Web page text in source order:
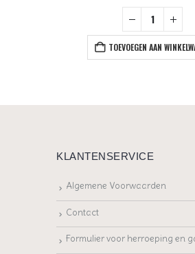
TOEVOEGEN AAN
KLANTENSERVICE
Algemene Voorwaarden
Contact
Formulier voor herroeping en